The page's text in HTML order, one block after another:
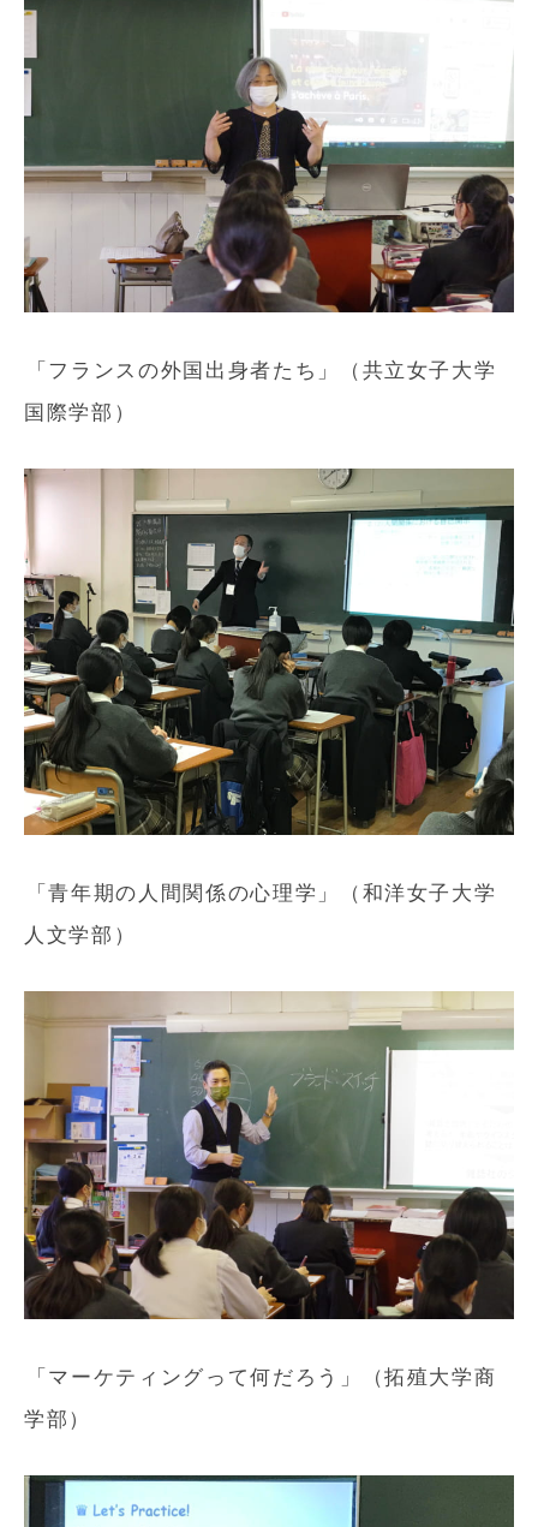
「フランスの外国出身者たち」（共立女子大学
国際学部）
「青年期の人間関係の心理学」（和洋女子大学
人文学部）
「マーケティングって何だろう」（拓殖大学商
学部）